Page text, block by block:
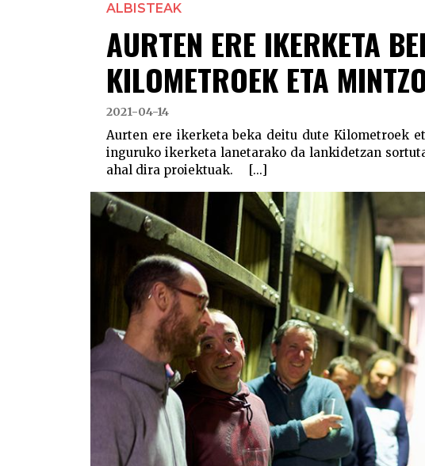
ALBISTEAK
AURTEN ERE IKERKETA
KILOMETROEK ETA
2021-04-14
Aurten ere ikerketa beka deitu dute Kilometroek
inguruko ikerketa lanetarako da lankidetzan
ahal dira proiektuak. [...]